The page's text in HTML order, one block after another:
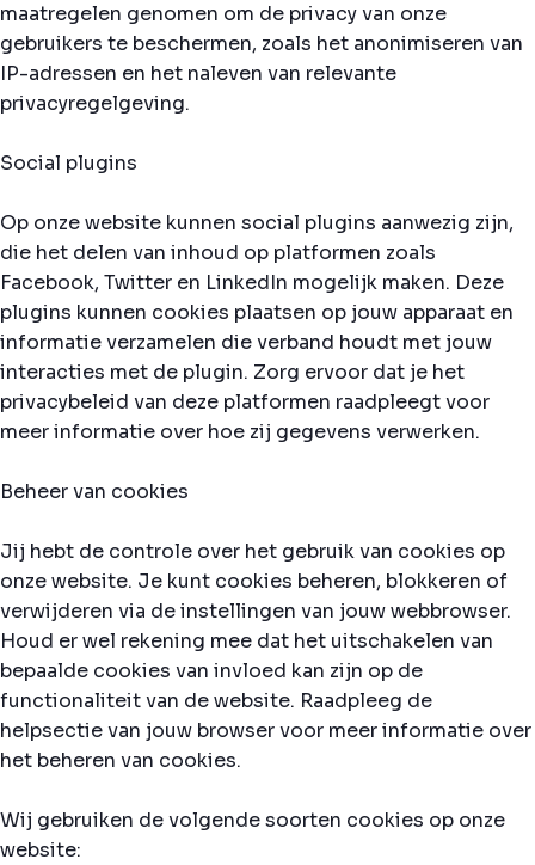
maatregelen genomen om de privacy van onze
gebruikers te beschermen, zoals het anonimiseren van
IP-adressen en het naleven van relevante
privacyregelgeving.
Social plugins
Op onze website kunnen social plugins aanwezig zijn,
die het delen van inhoud op platformen zoals
Facebook, Twitter en LinkedIn mogelijk maken. Deze
plugins kunnen cookies plaatsen op jouw apparaat en
informatie verzamelen die verband houdt met jouw
interacties met de plugin. Zorg ervoor dat je het
privacybeleid van deze platformen raadpleegt voor
meer informatie over hoe zij gegevens verwerken.
Beheer van cookies
Jij hebt de controle over het gebruik van cookies op
onze website. Je kunt cookies beheren, blokkeren of
verwijderen via de instellingen van jouw webbrowser.
Houd er wel rekening mee dat het uitschakelen van
bepaalde cookies van invloed kan zijn op de
functionaliteit van de website. Raadpleeg de
helpsectie van jouw browser voor meer informatie over
het beheren van cookies.
Wij gebruiken de volgende soorten cookies op onze
website: